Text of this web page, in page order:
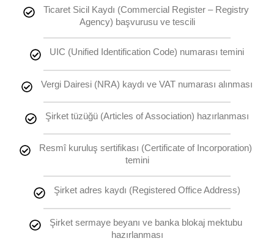
Ticaret Sicil Kaydı (Commercial Register – Registry
Agency) başvurusu ve tescili
UIC (Unified Identification Code) numarası temini
Vergi Dairesi (NRA) kaydı ve VAT numarası alınması
Şirket tüzüğü (Articles of Association) hazırlanması
Resmî kuruluş sertifikası (Certificate of Incorporation)
temini
Şirket adres kaydı (Registered Office Address)
Şirket sermaye beyanı ve banka blokaj mektubu
hazırlanması